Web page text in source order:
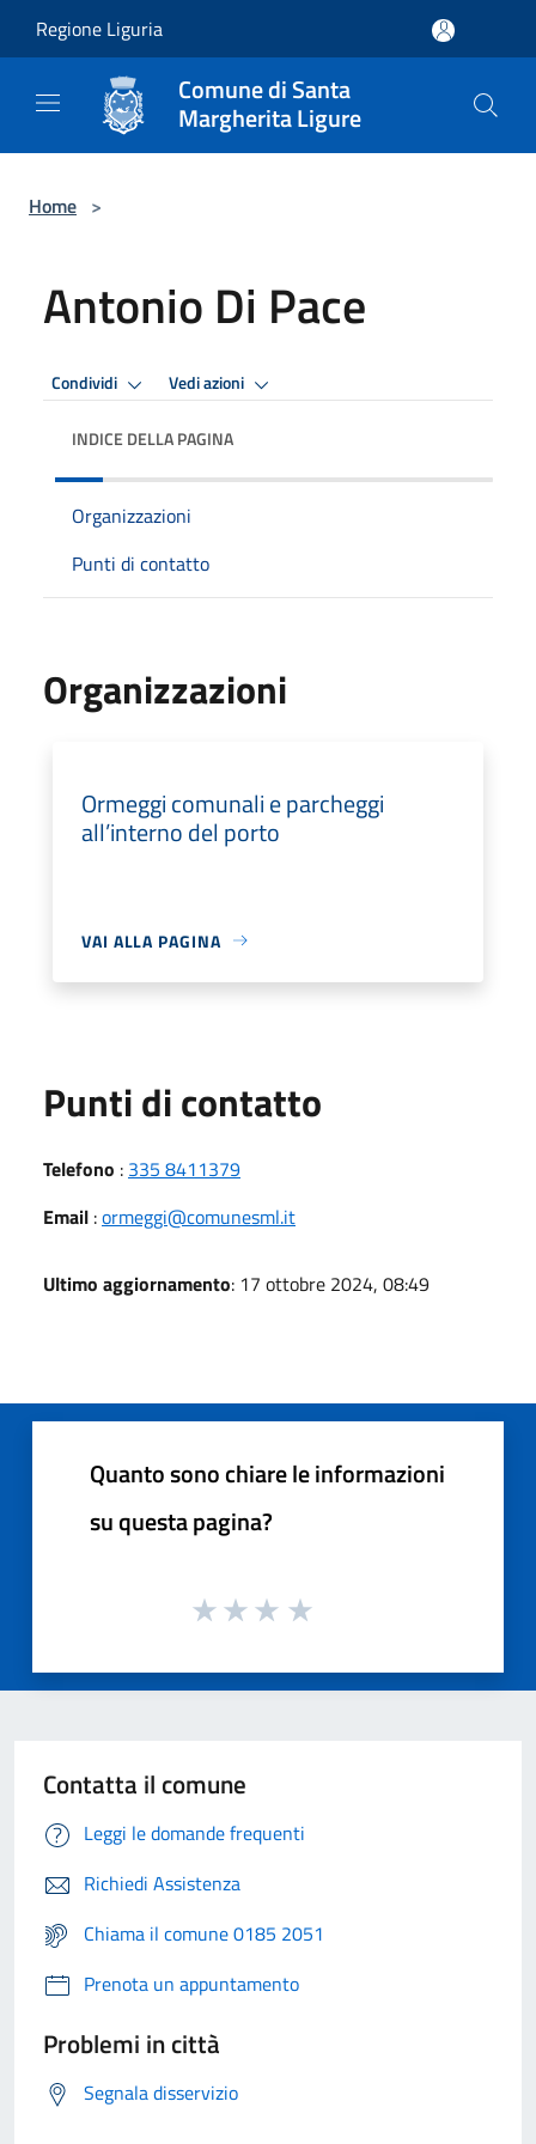
Regione Liguria
Comune di Santa
Margherita Ligure
Home >
Antonio Di Pace
Condividi Vedi azioni
INDICE DELLA PAGINA
Organizzazioni
Punti di contatto
Organizzazioni
Ormeggi comunali e parcheggi
all’interno del porto
VAI ALLA PAGINA
Punti di contatto
Telefono : 335 8411379
Email :ormeggi@comunesml.it
Ultimo aggiornamento: 17 ottobre 2024, 08:49
Quanto sono chiare le informazioni
su questa pagina?
Contatta il comune
Leggi le domande frequenti
Richiedi Assistenza
Chiama il comune 0185 2051
Prenota un appuntamento
Problemi in città
Segnala disservizio